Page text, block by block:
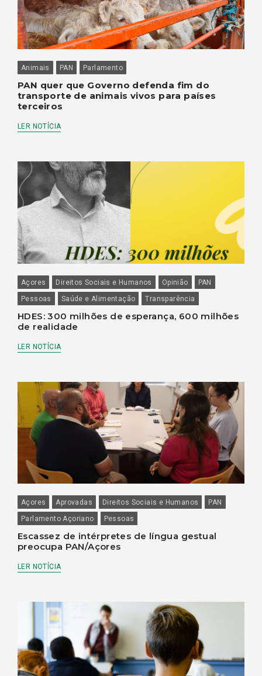
Animais PAN Parlamento
PAN quer que Governo defenda fim do
transporte de animais vivos para países
terceiros
LER NOTÍCIA
Açores Direitos Sociais e Humanos Opinião
PAN
Pessoas
Saúde e Alimentação Transparência
HDES: 300 milhões de esperança, 600 milhões
de realidade
LER NOTÍCIA
Açores Aprovadas Direitos Sociais e Humanos
PAN
Parlamento Açoriano
Pessoas
Escassez de intérpretes de língua gestual
preocupa PAN/Açores
LER NOTÍCIA